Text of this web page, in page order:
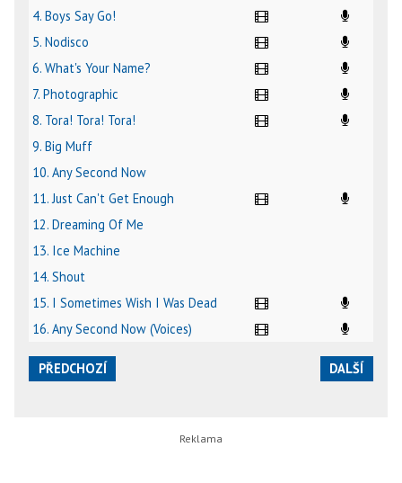
4. Boys Say Go!
5. Nodisco
6. What's Your Name?
7. Photographic
8. Tora! Tora! Tora!
9. Big Muff
10. Any Second Now
11. Just Can't Get Enough
12. Dreaming Of Me
13. Ice Machine
14. Shout
15. I Sometimes Wish I Was Dead
16. Any Second Now (Voices)
PŘEDCHOZÍ DALŠÍ